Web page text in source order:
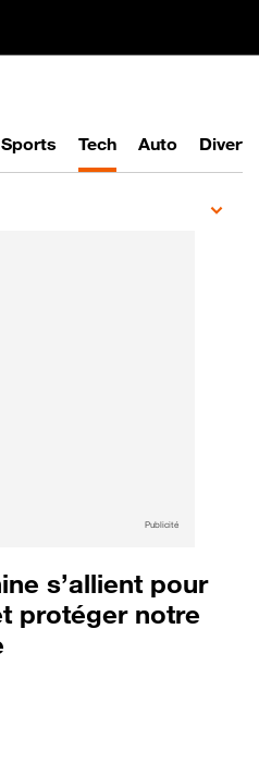
de la catégorie
Sports Tech Auto
Publicité
s’allient pour
protéger notre